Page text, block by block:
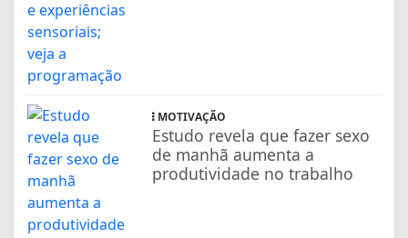
MOTIVAÇÃO
Estudo revela que fazer sexo
de manhã aumenta a
produtividade no trabalho